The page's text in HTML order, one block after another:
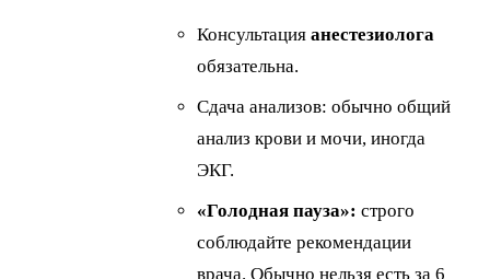
Консультация анестезиолога
обязательна.
Сдача анализов: обычно общий
анализ крови и мочи, иногда
ЭКГ.
«Голодная пауза»: строго
соблюдайте рекомендации
врача. Обычно нельзя есть за 6